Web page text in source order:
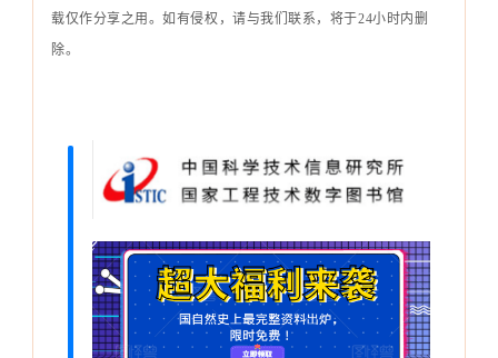
载仅作分享之用。如有侵权，请与我们联系，将于24小时内删
除。